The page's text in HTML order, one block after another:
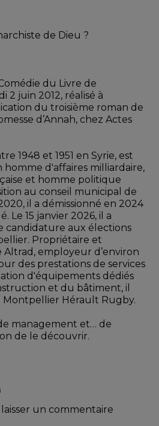
de Dieu ?
du Livre de
2 juin 2012, réalisé à
du troisième roman de
d’Annah, chez Actes
1948 et 1951 en Syrie, est
d'affaires milliardaire,
et homme politique
au conseil municipal de
il a démissionné en 2024
Le 15 janvier 2026, il a
candidature aux élections
Propriétaire et
employeur d’environ
des prestations de services
d'équipements dédiés
et du bâtiment, il
Montpellier Hérault Rugby.
management et… de
de le découvrir.
un commentaire